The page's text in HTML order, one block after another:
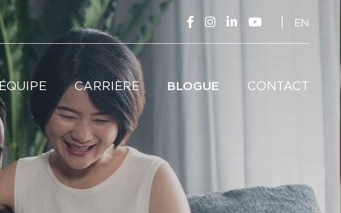
EN
ÉQUIPE CARRIÈRE BLOGUE CONTACT